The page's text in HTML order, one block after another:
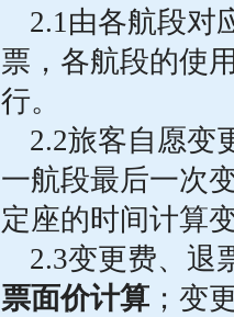
2.1由各航段对
票，各航段的使
行。
2.2旅客自愿变
一航段最后一次
定座的时间计算
2.3变更费、退
票面价计算 ；变